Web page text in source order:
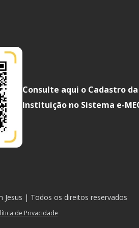
Consulte aqui o Cadastro da
instituição no Sistema e-
Jesus | Todos os direitos reservados
de Privacidade